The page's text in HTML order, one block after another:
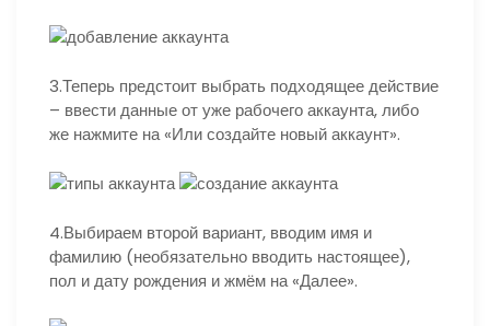
3.Теперь предстоит выбрать подходящее действие
– ввести данные от уже рабочего аккаунта, либо
же нажмите на «Или создайте новый аккаунт».
4.Выбираем второй вариант, вводим имя и
фамилию (необязательно вводить настоящее),
пол и дату рождения и жмём на «Далее».